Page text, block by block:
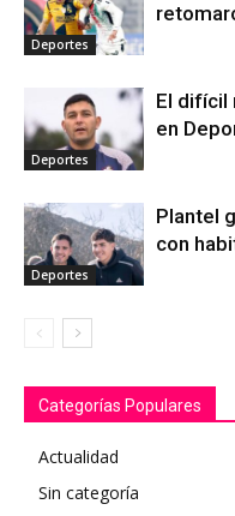
Deportes
Deportes
El difícil
en
Deportes
Plantel
con
Categorías Populares
Actualidad
Sin categoría